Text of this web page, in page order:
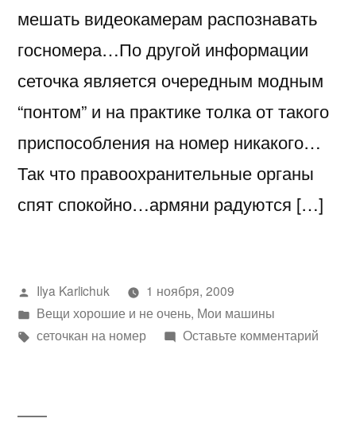
мешать видеокамерам распознавать
госномера…По другой информации
сеточка является очередным модным
“понтом” и на практике толка от такого
приспособления на номер никакого…
Так что правоохранительные органы
спят спокойно…армяни радуются […]
Написано
автором
Ilya Karlichuk
1 ноября, 2009
Написано
в
Вещи хорошие и не очень, Мои машины
Метки:
сеточкан на номер Оставьте комментарийк